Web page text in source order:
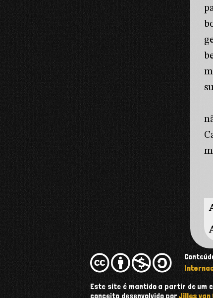
Este site é mantido a partir de um
conceito desenvolvido por Jilles van